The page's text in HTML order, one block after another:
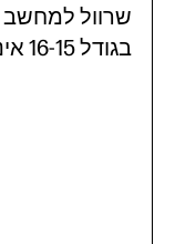
בגודל 16-15 אינץ' (C3TR7AA)